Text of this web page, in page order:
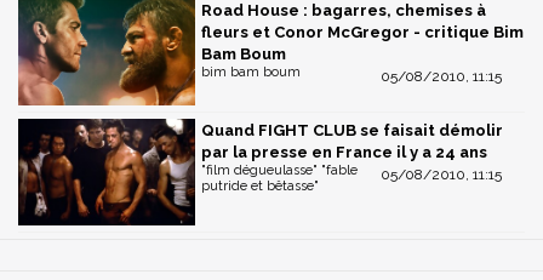
Road House : bagarres, chemises à
fleurs et Conor McGregor - critique Bim
Bam Boum
05/08/2010, 11:15
bim bam boum
Quand FIGHT CLUB se faisait démolir
par la presse en France il y a 24 ans
05/08/2010, 11:15
"film dégueulasse" "fable
putride et bêtasse"